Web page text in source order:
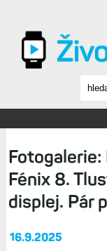
Fotogalerie:
Fénix 8.
displej. Pár
16.9.2025